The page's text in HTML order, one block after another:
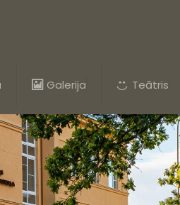
Galerija Teātris